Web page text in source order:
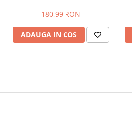
180,99 RON
ADAUGA IN COS